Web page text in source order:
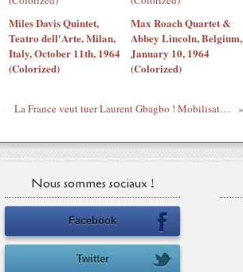
Miles Davis Quintet,
Teatro dell'Arte, Milan,
Italy, October 11th, 1964
(Colorized)
Max Roach Quartet &
Abbey Lincoln, Belgium,
January 10, 1964
(Colorized)
La France veut tuer Laurent Gbagbo ! Mobilisation !
Nous sommes sociaux !
Facebook
Twitter